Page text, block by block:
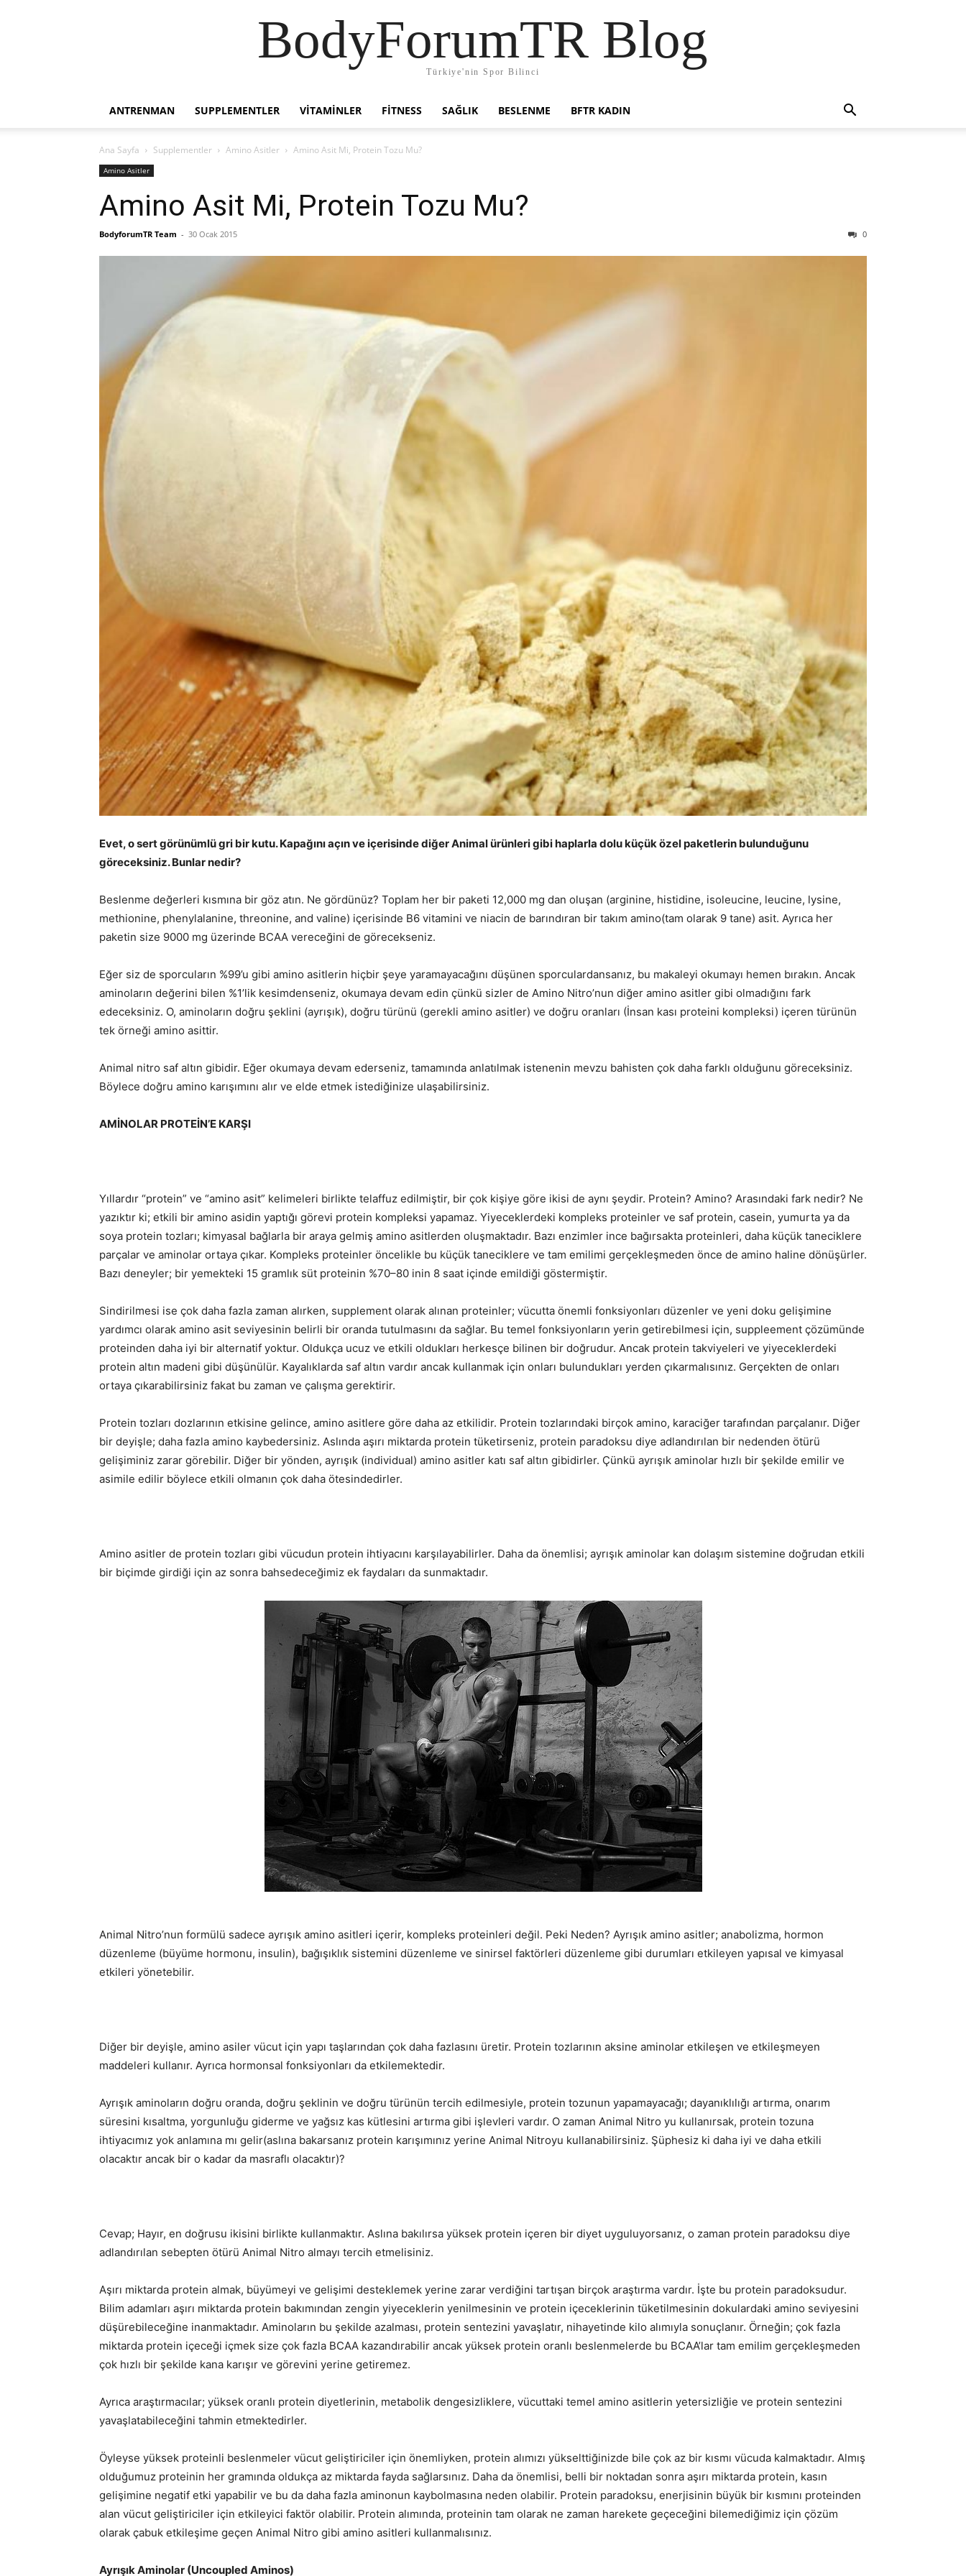
BodyForumTR Blog
Türkiye'nin Spor Bilinci
ANTRENMAN SUPPLEMENTLER VITAMINLER FITNESS SAĞLIK BESLENME BFTR KADIN
Ana Sayfa Supplementler Amino Asitler Amino Asit Mi, Protein Tozu Mu?
Amino Asitler
Amino Asit Mi, Protein Tozu Mu?
BodyforumTR Team - 30 Ocak 2015 0
Evet, o sert görünümlü gri bir kutu. Kapağını açın ve içerisinde diğer Animal ürünleri gibi haplarla dolu küçük özel paketlerin bulunduğunu
göreceksiniz. Bunlar nedir?
Beslenme değerleri kısmına bir göz atın. Ne gördünüz? Toplam her bir paketi 12,000 mg dan oluşan (arginine, histidine, isoleucine, leucine, lysine,
methionine, phenylalanine, threonine, and valine) içerisinde B6 vitamini ve niacin de barındıran bir takım amino(tam olarak 9 tane) asit. Ayrıca her
paketin size 9000 mg üzerinde BCAA vereceğini de görecekseniz.
Eğer siz de sporcuların %99’u gibi amino asitlerin hiçbir şeye yaramayacağını düşünen sporculardansanız, bu makaleyi okumayı hemen bırakın. Ancak
aminoların değerini bilen %1’lik kesimdenseniz, okumaya devam edin çünkü sizler de Amino Nitro’nun diğer amino asitler gibi olmadığını fark
edeceksiniz. O, aminoların doğru şeklini (ayrışık), doğru türünü (gerekli amino asitler) ve doğru oranları (İnsan kası proteini kompleksi) içeren türünün
tek örneği amino asittir.
Animal nitro saf altın gibidir. Eğer okumaya devam ederseniz, tamamında anlatılmak istenenin mevzu bahisten çok daha farklı olduğunu göreceksiniz.
Böylece doğru amino karışımını alır ve elde etmek istediğinize ulaşabilirsiniz.
AMİNOLAR PROTEİN’E KARŞI
Yıllardır “protein” ve “amino asit” kelimeleri birlikte telaffuz edilmiştir, bir çok kişiye göre ikisi de aynı şeydir. Protein? Amino? Arasındaki fark nedir? Ne
yazıktır ki; etkili bir amino asidin yaptığı görevi protein kompleksi yapamaz. Yiyeceklerdeki kompleks proteinler ve saf protein, casein, yumurta ya da
soya protein tozları; kimyasal bağlarla bir araya gelmiş amino asitlerden oluşmaktadır. Bazı enzimler ince bağırsakta proteinleri, daha küçük taneciklere
parçalar ve aminolar ortaya çıkar. Kompleks proteinler öncelikle bu küçük taneciklere ve tam emilimi gerçekleşmeden önce de amino haline dönüşürler.
Bazı deneyler; bir yemekteki 15 gramlık süt proteinin %70–80 inin 8 saat içinde emildiği göstermiştir.
Sindirilmesi ise çok daha fazla zaman alırken, supplement olarak alınan proteinler; vücutta önemli fonksiyonları düzenler ve yeni doku gelişimine
yardımcı olarak amino asit seviyesinin belirli bir oranda tutulmasını da sağlar. Bu temel fonksiyonların yerin getirebilmesi için, suppleement çözümünde
proteinden daha iyi bir alternatif yoktur. Oldukça ucuz ve etkili oldukları herkesçe bilinen bir doğrudur. Ancak protein takviyeleri ve yiyeceklerdeki
protein altın madeni gibi düşünülür. Kayalıklarda saf altın vardır ancak kullanmak için onları bulundukları yerden çıkarmalısınız. Gerçekten de onları
ortaya çıkarabilirsiniz fakat bu zaman ve çalışma gerektirir.
Protein tozları dozlarının etkisine gelince, amino asitlere göre daha az etkilidir. Protein tozlarındaki birçok amino, karaciğer tarafından parçalanır. Diğer
bir deyişle; daha fazla amino kaybedersiniz. Aslında aşırı miktarda protein tüketirseniz, protein paradoksu diye adlandırılan bir nedenden ötürü
gelişiminiz zarar görebilir. Diğer bir yönden, ayrışık (individual) amino asitler katı saf altın gibidirler. Çünkü ayrışık aminolar hızlı bir şekilde emilir ve
asimile edilir böylece etkili olmanın çok daha ötesindedirler.
Amino asitler de protein tozları gibi vücudun protein ihtiyacını karşılayabilirler. Daha da önemlisi; ayrışık aminolar kan dolaşım sistemine doğrudan etkili
bir biçimde girdiği için az sonra bahsedeceğimiz ek faydaları da sunmaktadır.
Animal Nitro’nun formülü sadece ayrışık amino asitleri içerir, kompleks proteinleri değil. Peki Neden? Ayrışık amino asitler; anabolizma, hormon
düzenleme (büyüme hormonu, insulin), bağışıklık sistemini düzenleme ve sinirsel faktörleri düzenleme gibi durumları etkileyen yapısal ve kimyasal
etkileri yönetebilir.
Diğer bir deyişle, amino asiler vücut için yapı taşlarından çok daha fazlasını üretir. Protein tozlarının aksine aminolar etkileşen ve etkileşmeyen
maddeleri kullanır. Ayrıca hormonsal fonksiyonları da etkilemektedir.
Ayrışık aminoların doğru oranda, doğru şeklinin ve doğru türünün tercih edilmesiyle, protein tozunun yapamayacağı; dayanıklılığı artırma, onarım
süresini kısaltma, yorgunluğu giderme ve yağsız kas kütlesini artırma gibi işlevleri vardır. O zaman Animal Nitro yu kullanırsak, protein tozuna
ihtiyacımız yok anlamına mı gelir(aslına bakarsanız protein karışımınız yerine Animal Nitroyu kullanabilirsiniz. Şüphesiz ki daha iyi ve daha etkili
olacaktır ancak bir o kadar da masraflı olacaktır)?
Cevap; Hayır, en doğrusu ikisini birlikte kullanmaktır. Aslına bakılırsa yüksek protein içeren bir diyet uyguluyorsanız, o zaman protein paradoksu diye
adlandırılan sebepten ötürü Animal Nitro almayı tercih etmelisiniz.
Aşırı miktarda protein almak, büyümeyi ve gelişimi desteklemek yerine zarar verdiğini tartışan birçok araştırma vardır. İşte bu protein paradoksudur.
Bilim adamları aşırı miktarda protein bakımından zengin yiyeceklerin yenilmesinin ve protein içeceklerinin tüketilmesinin dokulardaki amino seviyesini
düşürebileceğine inanmaktadır. Aminoların bu şekilde azalması, protein sentezini yavaşlatır, nihayetinde kilo alımıyla sonuçlanır. Örneğin; çok fazla
miktarda protein içeceği içmek size çok fazla BCAA kazandırabilir ancak yüksek protein oranlı beslenmelerde bu BCAA’lar tam emilim gerçekleşmeden
çok hızlı bir şekilde kana karışır ve görevini yerine getiremez.
Ayrıca araştırmacılar; yüksek oranlı protein diyetlerinin, metabolik dengesizliklere, vücuttaki temel amino asitlerin yetersizliğie ve protein sentezini
yavaşlatabileceğini tahmin etmektedirler.
Öyleyse yüksek proteinli beslenmeler vücut geliştiriciler için önemliyken, protein alımızı yükselttiğinizde bile çok az bir kısmı vücuda kalmaktadır. Almış
olduğumuz proteinin her gramında oldukça az miktarda fayda sağlarsınız. Daha da önemlisi, belli bir noktadan sonra aşırı miktarda protein, kasın
gelişimine negatif etki yapabilir ve bu da daha fazla aminonun kaybolmasına neden olabilir. Protein paradoksu, enerjisinin büyük bir kısmını proteinden
alan vücut geliştiriciler için etkileyici faktör olabilir. Protein alımında, proteinin tam olarak ne zaman harekete geçeceğini bilemediğimiz için çözüm
olarak çabuk etkileşime geçen Animal Nitro gibi amino asitleri kullanmalısınız.
Ayrışık Aminolar (Uncoupled Aminos)